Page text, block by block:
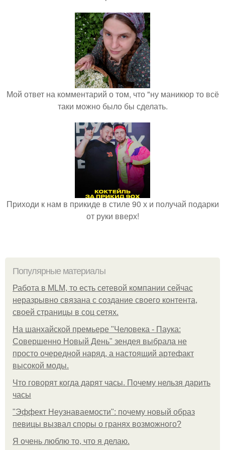
Мой ответ на комментарий о том, что "ну маникюр то всё
таки можно было бы сделать.
Приходи к нам в прикиде в стиле 90 х и получай подарки
от руки вверх!
Популярные материалы
Работа в MLM, то есть сетевой компании сейчас
неразрывно связана с создание своего контента,
своей страницы в соц сетях.
На шанхайской премьере "Человека - Паука:
Совершенно Новый День" зендея выбрала не
просто очередной наряд, а настоящий артефакт
высокой моды.
Что говорят когда дарят часы. Почему нельзя дарить
часы
"Эффект Неузнаваемости": почему новый образ
певицы вызвал споры о гранях возможного?
Я очень люблю то, что я делаю.